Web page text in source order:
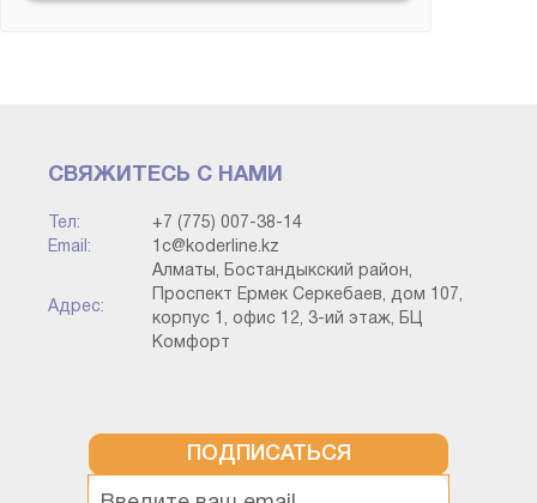
инструментальный пакет
Методология
Прочие конфигурации
Разработка на платформе (без
привязки к типовой)
СВЯЖИТЕСЬ С НАМИ
Тел:
+7 (775) 007-38-14
Email:
1c@koderline.kz
Адрес:
Алматы, Бостандыкский район,
Проспект Ермек Серкебаев, дом 107,
корпус 1, офис 12, 3-ий этаж, БЦ
Комфорт
ПОДПИСАТЬСЯ